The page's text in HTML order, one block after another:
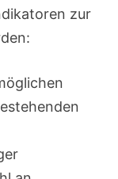
zur